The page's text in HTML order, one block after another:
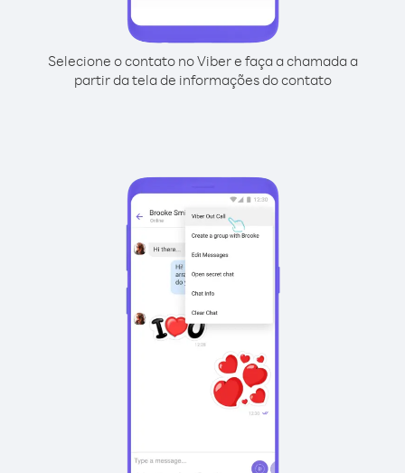
Selecione o contato no Viber e faça a chamada a
partir da tela de informações do contato